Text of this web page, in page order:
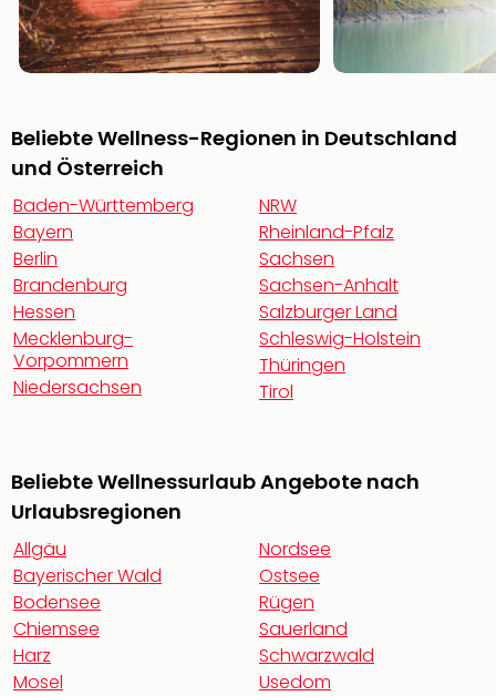
Beliebte Wellness-Regionen in Deutschland
und Österreich
Baden-Württemberg
Bayern
Berlin
Brandenburg
Hessen
Mecklenburg-
Vorpommern
Niedersachsen
NRW
Rheinland-Pfalz
Sachsen
Sachsen-Anhalt
Salzburger Land
Schleswig-Holstein
Thüringen
Tirol
Beliebte Wellnessurlaub Angebote nach
Urlaubsregionen
Allgäu
Bayerischer Wald
Bodensee
Chiemsee
Harz
Mosel
Nordsee
Ostsee
Rügen
Sauerland
Schwarzwald
Usedom